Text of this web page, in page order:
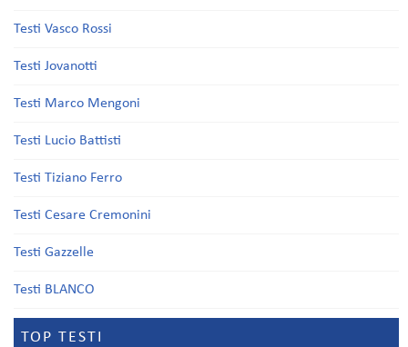
Testi Vasco Rossi
Testi Jovanotti
Testi Marco Mengoni
Testi Lucio Battisti
Testi Tiziano Ferro
Testi Cesare Cremonini
Testi Gazzelle
Testi BLANCO
TOP TESTI